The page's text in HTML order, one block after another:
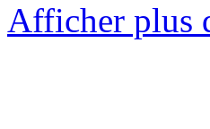
Afficher plus